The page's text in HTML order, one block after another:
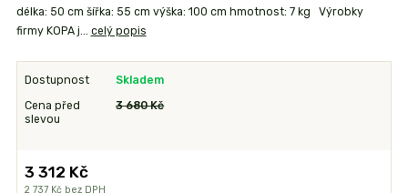
délka: 50 cm šířka: 55 cm výška: 100 cm hmotnost: 7 kg Výrobky
firmy KOPA j... celý popis
Dostupnost Skladem
Cena před
slevou
3 680 Kč
3 312 Kč
2 737 Kč bez DPH